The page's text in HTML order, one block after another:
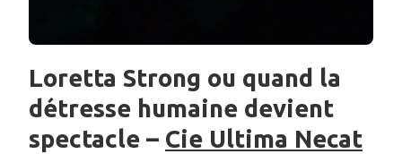
Loretta Strong ou quand la
détresse humaine devient
spectacle – Cie Ultima Necat